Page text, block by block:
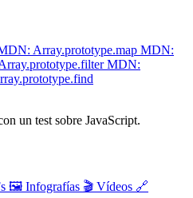
Array.prototype.map MDN:
MDN:
un test sobre JavaScript.
🖼️ Infografías 🎬 Vídeos 🔗